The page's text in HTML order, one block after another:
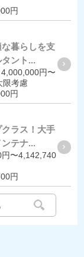
円
な暮らしを支
ント...
円〜
限考慮
円
クラス！大手
テナ...
〜4,142,740
円